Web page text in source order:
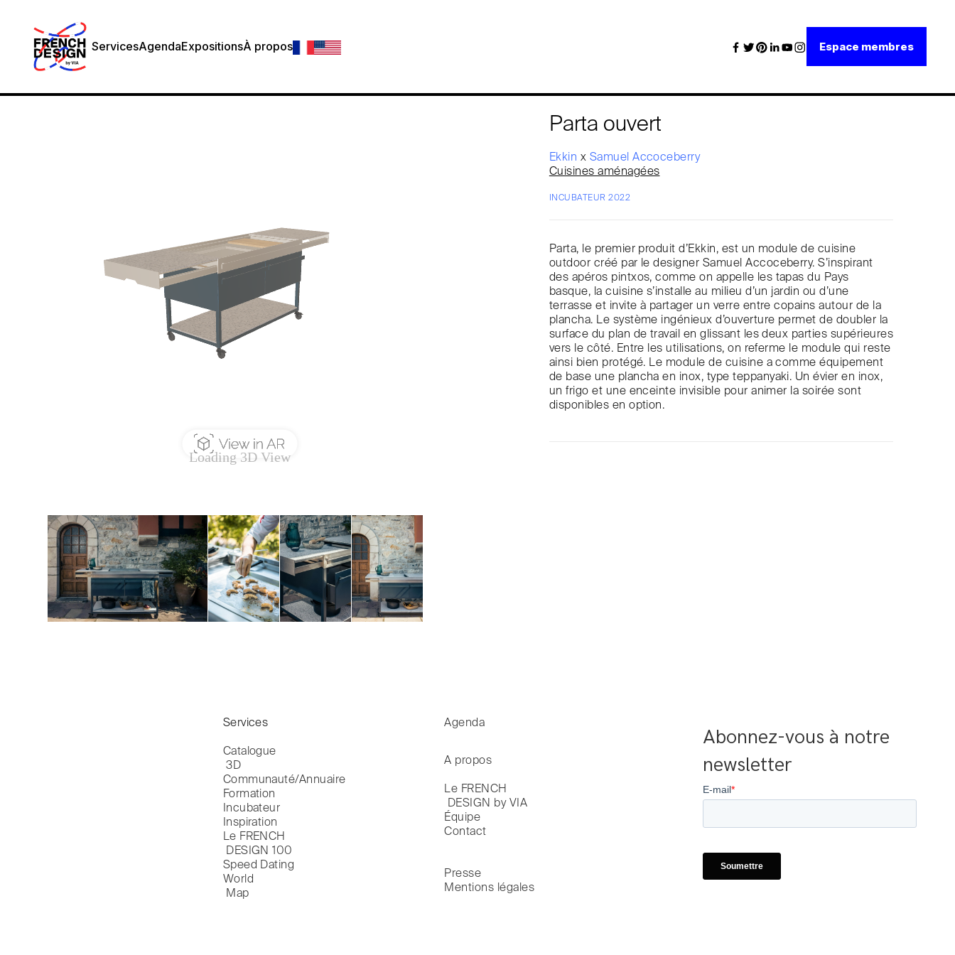
ServicesAgendaExpositionsÀ propos Espace membres
Parta ouvert
Ekkin x Samuel Accoceberry
Cuisines aménagées
INCUBATEUR 2022
Parta, le premier produit d’Ekkin, est un module de cuisine
outdoor créé par le designer Samuel Accoceberry. S’inspirant
des apéros pintxos, comme on appelle les tapas du Pays
basque, la cuisine s’installe au milieu d’un jardin ou d’une
terrasse et invite à partager un verre entre copains autour de la
plancha. Le système ingénieux d’ouverture permet de doubler la
surface du plan de travail en glissant les deux parties supérieures
vers le côté. Entre les utilisations, on referme le module qui reste
ainsi bien protégé. Le module de cuisine a comme équipement
de base une plancha en inox, type teppanyaki. Un évier en inox,
un frigo et une enceinte invisible pour animer la soirée sont
disponibles en option.
Abonnez-vous à notre
newsletter
Services
Catalogue
3D
Communauté/Annuaire
Formation
Incubateur
Inspiration
Le FRENCH
DESIGN 100
Speed Dating
World
Map
Agenda
A propos
Le FRENCH
DESIGN by VIA
Équipe
Contact
Presse
Mentions légales